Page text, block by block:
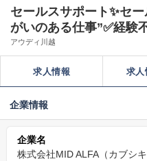
セールスサポート✨セ
がいのある仕事”✅経験
アウディ川越
求人情報 求人
企業情報
企業名
株式会社MID ALFA（カブシ